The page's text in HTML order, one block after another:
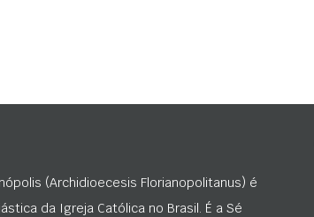
(Archidioecesis Florianopolitanus) é
da Igreja Católica no Brasil. É a Sé